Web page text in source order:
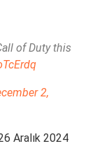
of Duty this
2,
Aralık 2024